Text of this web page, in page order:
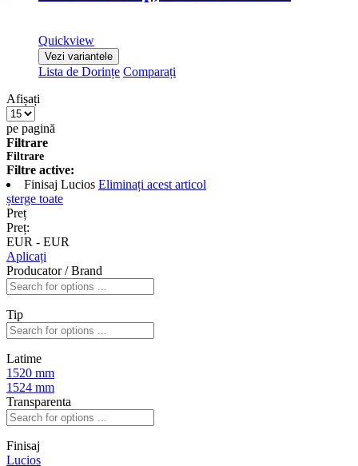
Quickview
Vezi variantele
Lista de Dorințe Comparați
Afișați
pe pagină
Filtrare
Filtrare
Filtre active:
Finisaj Lucios Eliminați acest articol
șterge toate
Preț
Preț:
EUR - EUR
Aplicați
Producator / Brand
Tip
Latime
1520 mm
1524 mm
Transparenta
Finisaj
Lucios